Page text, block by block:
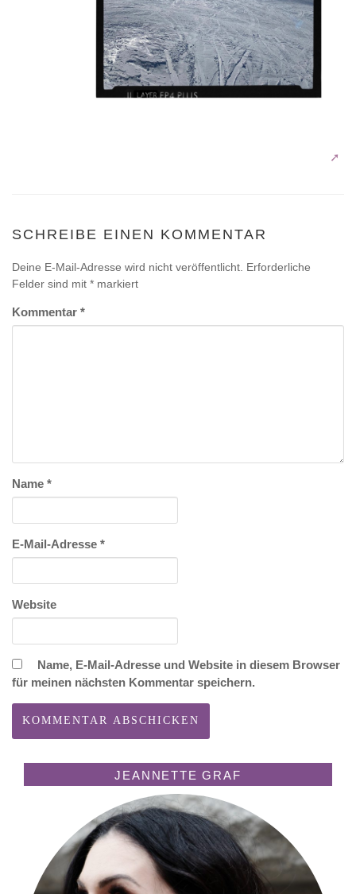
SCHREIBE EINEN KOMMENTAR
Deine E-Mail-Adresse wird nicht veröffentlicht. Erforderliche
Felder sind mit * markiert
Kommentar *
Name *
E-Mail-Adresse *
Website
Name, E-Mail-Adresse und Website in diesem Browser
für meinen nächsten Kommentar speichern.
JEANNETTE GRAF